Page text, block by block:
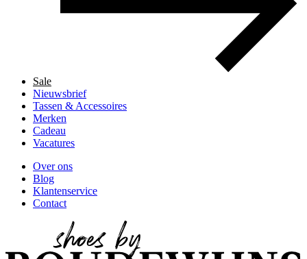
Sale
Nieuwsbrief
Tassen & Accessoires
Merken
Cadeau
Vacatures
Over ons
Blog
Klantenservice
Contact